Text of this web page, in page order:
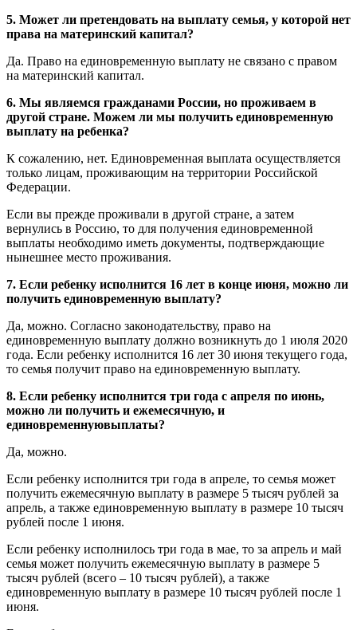
5. Может ли претендовать на выплату семья, у которой нет
права на материнский капитал?
Да. Право на единовременную выплату не связано с правом
на материнский капитал.
6. Мы являемся гражданами России, но проживаем в
другой стране. Можем ли мы получить единовременную
выплату на ребенка?
К сожалению, нет. Единовременная выплата осуществляется
только лицам, проживающим на территории Российской
Федерации.
Если вы прежде проживали в другой стране, а затем
вернулись в Россию, то для получения единовременной
выплаты необходимо иметь документы, подтверждающие
нынешнее место проживания.
7. Если ребенку исполнится 16 лет в конце июня, можно ли
получить единовременную выплату?
Да, можно. Согласно законодательству, право на
единовременную выплату должно возникнуть до 1 июля 2020
года. Если ребенку исполнится 16 лет 30 июня текущего года,
то семья получит право на единовременную выплату.
8. Если ребенку исполнится три года с апреля по июнь,
можно ли получить и ежемесячную, и
единовременнуювыплаты?
Да, можно.
Если ребенку исполнится три года в апреле, то семья может
получить ежемесячную выплату в размере 5 тысяч рублей за
апрель, а также единовременную выплату в размере 10 тысяч
рублей после 1 июня.
Если ребенку исполнилось три года в мае, то за апрель и май
семья может получить ежемесячную выплату в размере 5
тысяч рублей (всего – 10 тысяч рублей), а также
единовременную выплату в размере 10 тысяч рублей после 1
июня.